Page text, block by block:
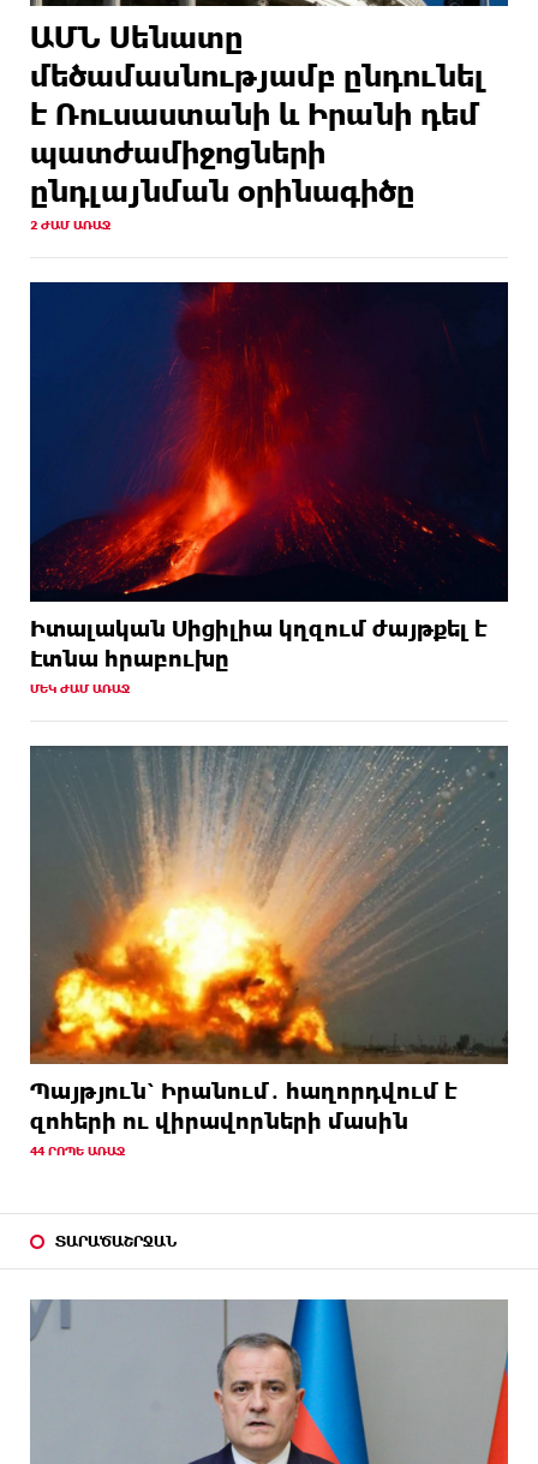
ԱՄՆ Սենատը
մեծամասնությամբ ընդունել
է Ռուսաստանի և Իրանի դեմ
պատժամիջոցների
ընդլայնման օրինագիծը
2 ԺԱՄ ԱՌԱՋ
Իտալական Սիցիլիա կղզում ժայթքել է
Էտնա հրաբուխը
ՄԵԿ ԺԱՄ ԱՌԱՋ
Պայթյուն՝ Իրանում․ հաղորդվում է
զոհերի ու վիրավորների մասին
44 ՐՈՊԵ ԱՌԱՋ
ՏԱՐԱԾԱՇՐՋԱՆ